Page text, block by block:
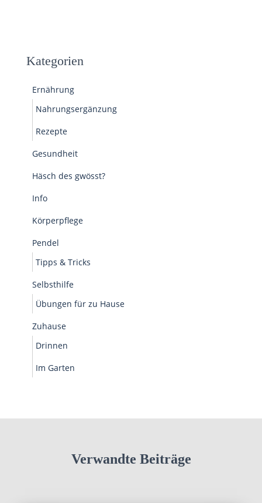
Kategorien
Ernährung
Nahrungsergänzung
Rezepte
Gesundheit
Häsch des gwösst?
Info
Körperpflege
Pendel
Tipps & Tricks
Selbsthilfe
Übungen für zu Hause
Zuhause
Drinnen
Im Garten
Verwandte Beiträge